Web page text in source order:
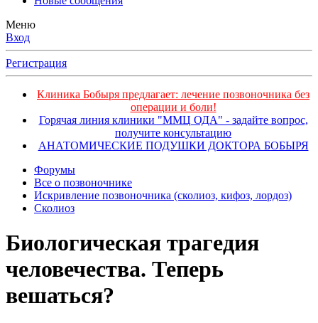
Меню
Вход
Регистрация
Клиника Бобыря предлагает: лечение позвоночника без
операции и боли!
Горячая линия клиники "ММЦ ОДА" - задайте вопрос,
получите консультацию
АНАТОМИЧЕСКИЕ ПОДУШКИ ДОКТОРА БОБЫРЯ
Форумы
Все о позвоночнике
Искривление позвоночника (сколиоз, кифоз, лордоз)
Сколиоз
Биологическая трагедия
человечества. Теперь
вешаться?